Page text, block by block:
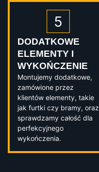
DODATKOWE
ELEMENTY I
WYKOŃCZENIE
Montujemy dodatkowe,
zamówione przez
klientów elementy, takie
jak furtki czy bramy, oraz
sprawdzamy całość dla
perfekcyjnego
wykończenia.